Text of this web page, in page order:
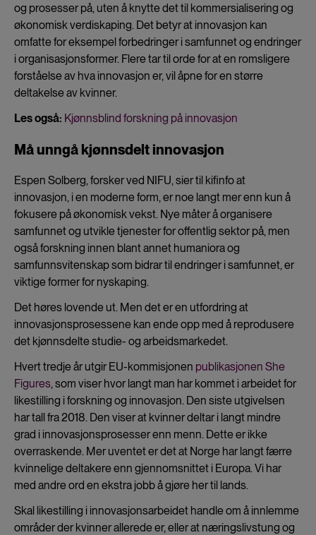
og prosesser på, uten å knytte det til kommersialisering og
økonomisk verdiskaping. Det betyr at innovasjon kan
omfatte for eksempel forbedringer i samfunnet og endringer
i organisasjonsformer. Flere tar til orde for at en romsligere
forståelse av hva innovasjon er, vil åpne for en større
deltakelse av kvinner.
Les også: Kjønnsblind forskning på innovasjon
Må unngå kjønnsdelt innovasjon
Espen Solberg, forsker ved NIFU, sier til kifinfo at
innovasjon, i en moderne form, er noe langt mer enn kun å
fokusere på økonomisk vekst. Nye måter å organisere
samfunnet og utvikle tjenester for offentlig sektor på, men
også forskning innen blant annet humaniora og
samfunnsvitenskap som bidrar til endringer i samfunnet, er
viktige former for nyskaping.
Det høres lovende ut. Men det er en utfordring at
innovasjonsprosessene kan ende opp med å reprodusere
det kjønnsdelte studie- og arbeidsmarkedet.
Hvert tredje år utgir EU-kommisjonen publikasjonen She
Figures, som viser hvor langt man har kommet i arbeidet for
likestilling i forskning og innovasjon. Den siste utgivelsen
har tall fra 2018. Den viser at kvinner deltar i langt mindre
grad i innovasjonsprosesser enn menn. Dette er ikke
overraskende. Mer uventet er det at Norge har langt færre
kvinnelige deltakere enn gjennomsnittet i Europa. Vi har
med andre ord en ekstra jobb å gjøre her til lands.
Skal likestilling i innovasjonsarbeidet handle om å innlemme
områder der kvinner allerede er, eller at næringslivstung og